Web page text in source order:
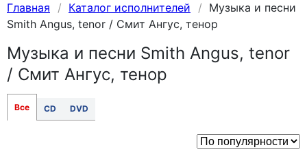
Главная Каталог исполнителей
Музыка и песни
Smith Angus, tenor / Смит Ангус, тенор
Музыка и песни Smith Angus, tenor
/ Смит Ангус, тенор
Все CD DVD